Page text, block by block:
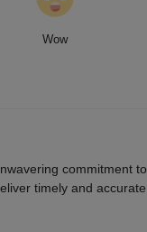
Wow
commitment to
timely and accurate